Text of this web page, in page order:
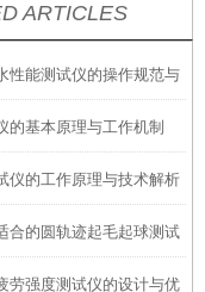
ARTICLES
性能测试仪的操作规范与
的基本原理与工作机制
仪的工作原理与技术解析
合的圆轨迹起毛起球测试
劳强度测试仪的设计与优